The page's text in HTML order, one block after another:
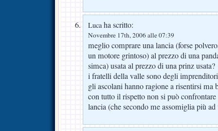
Lucaha scritto:
Novembre 17th, 2006 alle 07:39
meglio comprare una lancia (forse
un motore grintoso) al prezzo di una
simca) usata al prezzo di una prinz usata?
i fratelli della valle sono degli
gli ascolani hanno ragione a risentirsi ma
con tutto il rispetto non si può
lancia (che secondo me assomiglia più